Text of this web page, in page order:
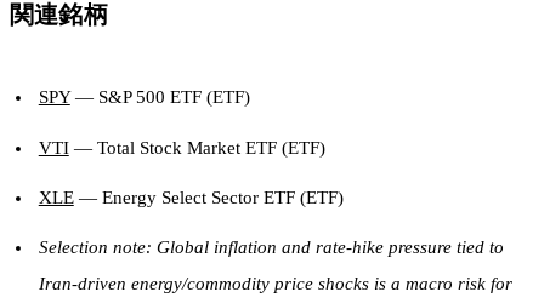
関連銘柄
SPY— S&P 500 ETF (ETF)
VTI— Total Stock Market ETF (ETF)
XLE— Energy Select Sector ETF (ETF)
Selection note: Global inflation and rate-hike pressure tied to
Iran-driven energy/commodity price shocks is a macro risk for